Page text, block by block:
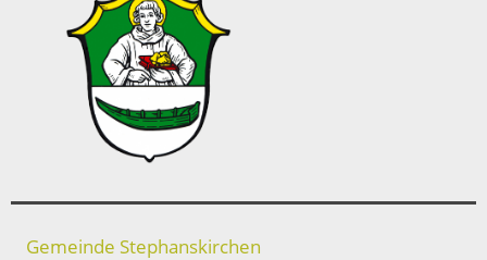
Gemeinde Stephanskirchen